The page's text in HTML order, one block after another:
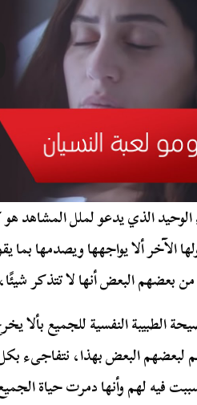
الذي يدعو لملل المشاهد
الآخر ألا يواجهها ويصدمها بما
من بعضهم البعض أنها لا تتذكر
الطبيبة النفسية للجميع بألا
البعض بهذا، نتفاجىء
فيه لهم وأنها دمرت حياة